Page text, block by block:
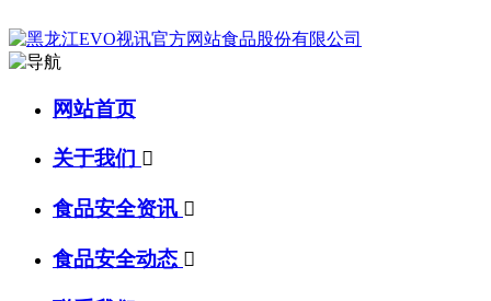
网站首页
关于我们 
食品安全资讯 
食品安全动态 